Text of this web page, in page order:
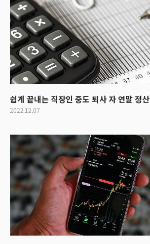
쉽게 끝내는 직장인 중도 퇴사 자 연말 정산
2022.12.07